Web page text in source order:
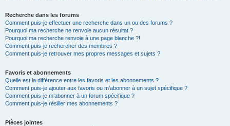
Recherche dans les forums
Comment puis-je effectuer une recherche dans un ou des forums ?
Pourquoi ma recherche ne renvoie aucun résultat ?
Pourquoi ma recherche renvoie à une page blanche ?!
Comment puis-je rechercher des membres ?
Comment puis-je retrouver mes propres messages et sujets ?
Favoris et abonnements
Quelle est la différence entre les favoris et les abonnements ?
Comment puis-je ajouter aux favoris ou m’abonner à un sujet spécifique ?
Comment puis-je m’abonner à un forum spécifique ?
Comment puis-je résilier mes abonnements ?
Pièces jointes